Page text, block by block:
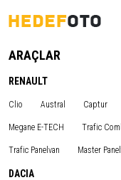
ARAÇLAR
RENAULT
Clio Austral Captur
Megane E-TECH Trafic
Trafic Panelvan Master
DACIA